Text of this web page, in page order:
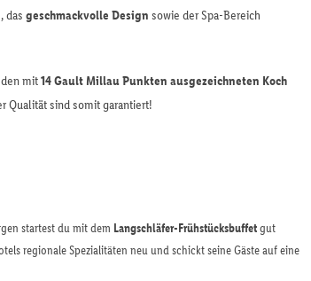
das geschmackvolle Design sowie der Spa-Bereich
mit14 Gault Millau Punkten ausgezeichneten Koch
Qualität sind somit garantiert!
startest du mit dem Langschläfer-Frühstücksbuffetgut
regionale Spezialitäten neu und schickt seine Gäste auf eine